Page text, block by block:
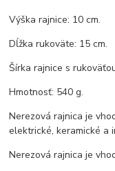
Výška rajnice: 10 cm.
Dĺžka rukoväte: 15 cm.
Šírka rajnice s
Hmotnosť: 540 g.
Nerezová rajnica je
elektrické, keramické a
Nerezová rajnica je